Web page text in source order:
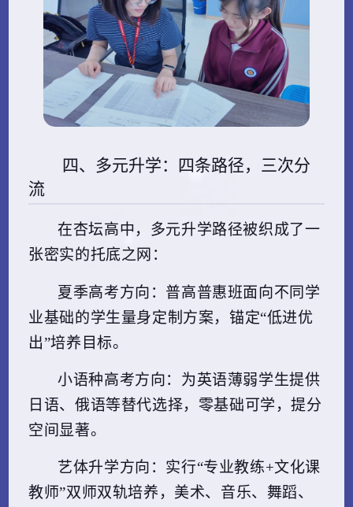
四、多元升学：四条路径，三次分
流
在杏坛高中，多元升学路径被织成了一
张密实的托底之网：
夏季高考方向 ：普高普惠班面向不同学
业基础的学生量身定制方案，锚定“低进优
出”培养目标。
小语种高考方向：为英语薄弱学生提供
日语、俄语等替代选择，零基础可学，提分
空间显著。
艺体升学方向 ：实行“专业教练+文化课
教师”双师双轨培养，美术、音乐、舞蹈、